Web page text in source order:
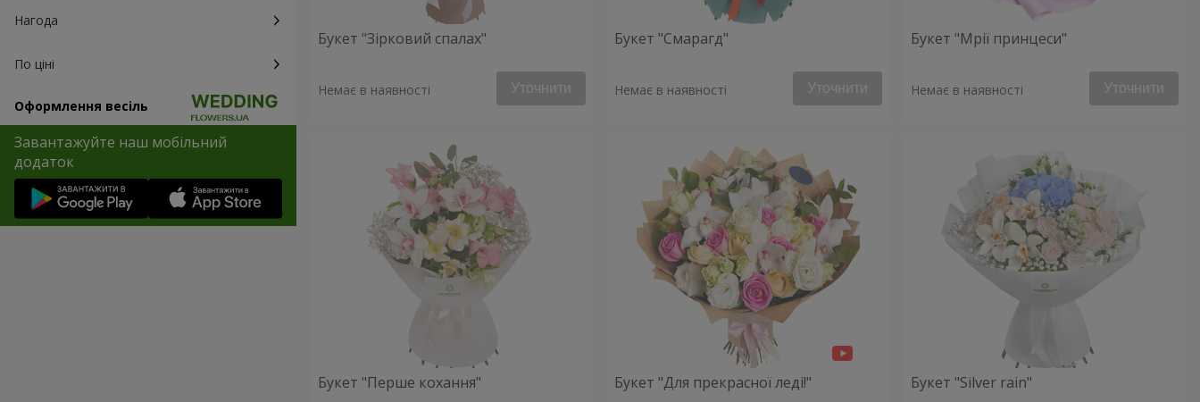
Нагода
По ціні
Оформлення весіль
Завантажуйте наш мобільний
додаток
Букет "Зірковий спалах"
Немає в наявності Уточнити
Букет "Смарагд"
Немає в наявності Уточнити
Букет "Мрії принцеси"
Немає в наявності Уточнити
Букет "Перше кохання" Букет "Для прекрасної леді!" Букет "Silver rain"